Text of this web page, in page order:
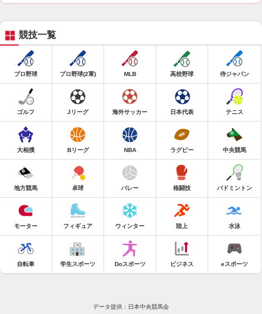
競技一覧
プロ野球 プロ野球(2軍) MLB 高校野球 侍ジャパン
ゴルフ Jリーグ 海外サッカー 日本代表 テニス
大相撲 Bリーグ NBA ラグビー 中央競馬
地方競馬 卓球 バレー 格闘技 バドミントン
モーター フィギュア ウィンター 陸上 水泳
自転車 学生スポーツ Doスポーツ ビジネス eスポーツ
データ提供：日本中央競馬会